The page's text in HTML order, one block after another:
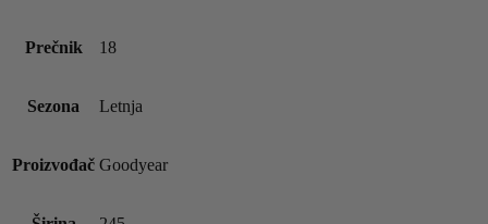
Prečnik 18
Sezona Letnja
Proizvođač Goodyear